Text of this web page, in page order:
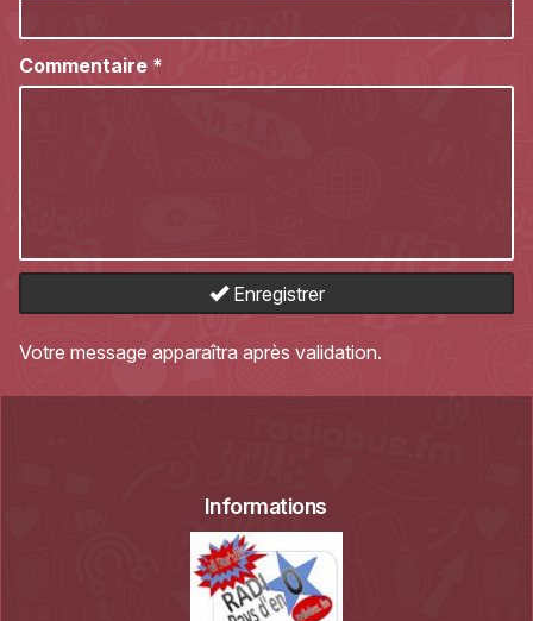
Commentaire *
Enregistrer
Votre message apparaîtra après validation.
Informations